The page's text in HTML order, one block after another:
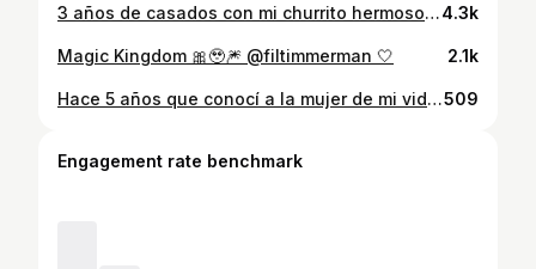
3 años de casados con mi churrito hermoso @filtimmerman ! 👱🏼‍♂️🤍 Que la vida nos siga llenando de buenos momentos siempre! 😍4.3k
Magic Kingdom 🎀🥹🎆 @filtimmerman 🤍 2.1k
Hace 5 años que conocí a la mujer de mi vida! Esta, nuestra primera foto juntos! Encontré a la mujer mas preciosa, inteligente, y fuerte de todas! Que siga el mambo que esto recién comienza! 😍❤️😍 Te Amo!! @mariadiazob509
Engagement rate benchmark